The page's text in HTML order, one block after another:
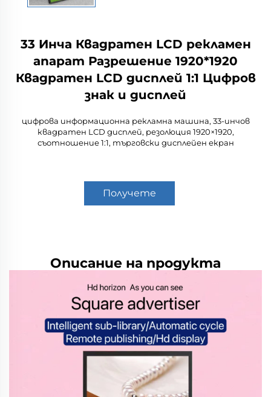
33 Инча Квадратен LCD рекламен
апарат Разрешение 1920*1920
Квадратен LCD дисплей 1:1 Цифров
знак и дисплей
цифрова информационна рекламна машина, 33-инчов
квадратен LCD дисплей, резолюция 1920×1920,
съотношение 1:1, търговски дисплейен екран
Получете
Описание на продукта